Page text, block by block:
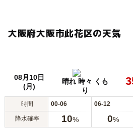
大阪府大阪市此花区の天気
08月10日
(月)
晴れ 時々 くも
り
時間 00-06 06-12
降水確率 10% 0%